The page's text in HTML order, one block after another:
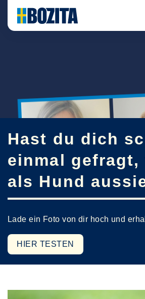
content
Hast du dich
einmal gefragt,
als Hund
Lade ein Foto von dir hoch und
HIER TESTEN